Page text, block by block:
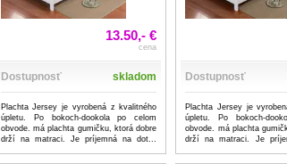
13.50,- €
cena
Dostupnosť skladom
Plachta Jersey je vyrobená z kvalitného
úpletu. Po bokoch-dookola po celom
obvode. má plachta gumičku, ktorá dobre
drží na matraci. Je príjemná na dot...
Dostupnosť
Plachta Jersey je
úpletu. Po bokoch-
obvode. má plachta
drží na matraci. Je